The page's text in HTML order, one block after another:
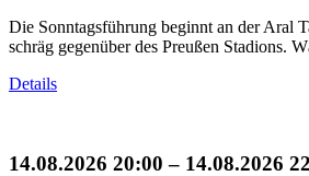
Die Sonntagsführung beginnt an der Aral
schräg gegenüber des Preußen Stadions.
Details
14.08.2026 20:00 – 14.08.2026